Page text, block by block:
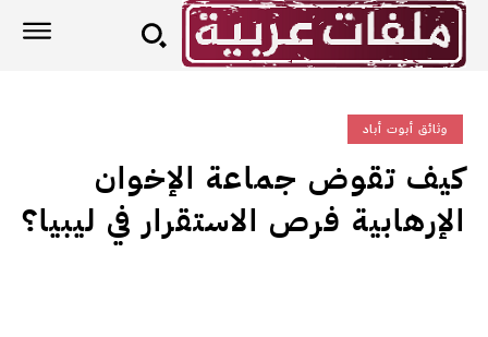
وثائق أبوت أباد
كيف تقوض جماعة الإخوان
الإرهابية فرص الاستقرار في ليبيا؟